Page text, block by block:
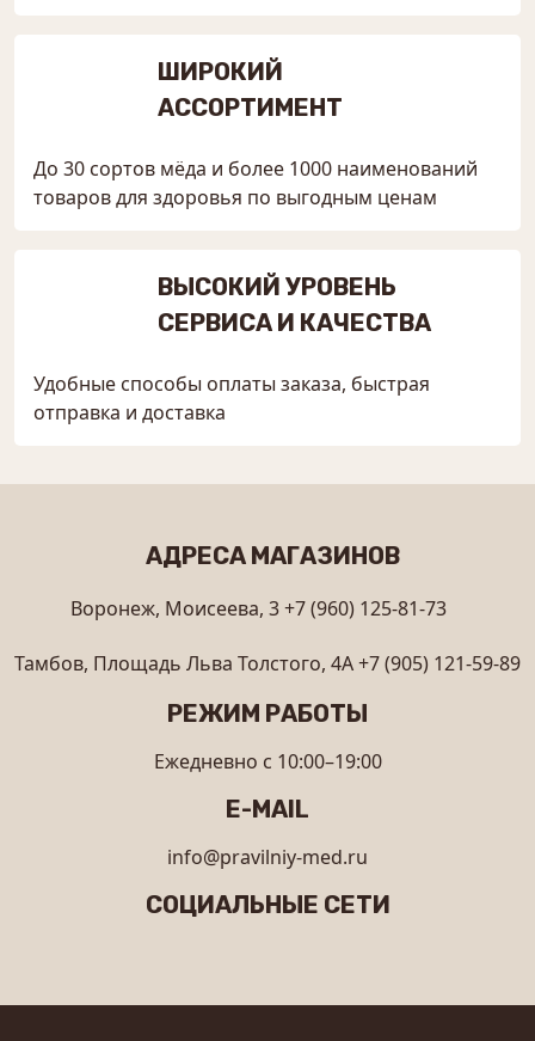
ШИРОКИЙ
АССОРТИМЕНТ
До 30 сортов мёда и более 1000 наименований
товаров для здоровья по выгодным ценам
ВЫСОКИЙ УРОВЕНЬ
СЕРВИСА И КАЧЕСТВА
Удобные способы оплаты заказа, быстрая
отправка и доставка
АДРЕСА МАГАЗИНОВ
Воронеж, Моисеева, 3+7 (960) 125-81-73
Тамбов, Площадь Льва Толстого, 4А+7 (905) 121-59-89
РЕЖИМ РАБОТЫ
Ежедневно с 10:00–19:00
E-MAIL
info@pravilniy-med.ru
СОЦИАЛЬНЫЕ СЕТИ